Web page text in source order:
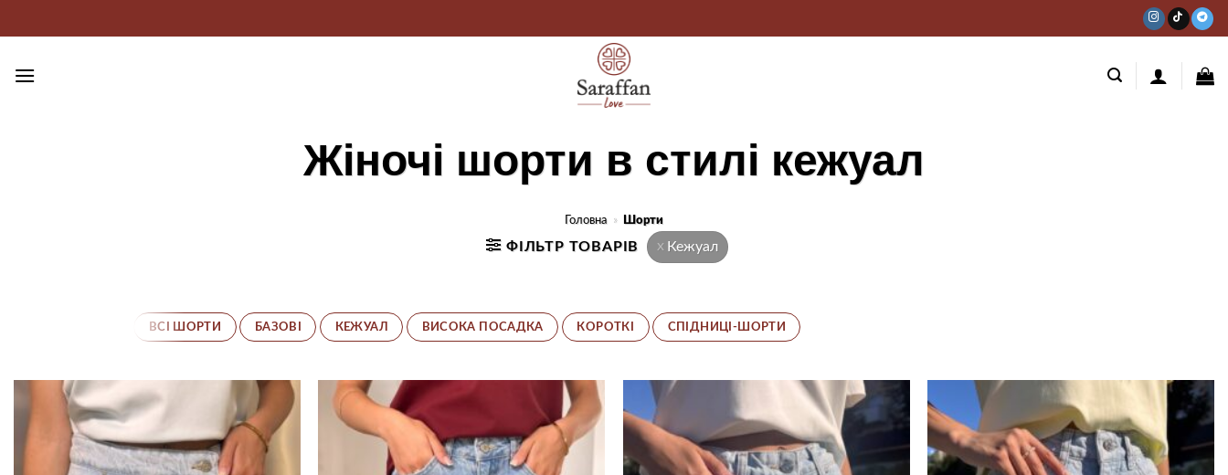
Жіночі шорти в стилі кежуал
Головна » Шорти
ФІЛЬТР ТОВАРІВ Кежуал
ВСІ ШОРТИ БАЗОВІ КЕЖУАЛ ВИСОКА ПОСАДКА КОРОТКІ СПІДНИЦІ-ШОРТИ